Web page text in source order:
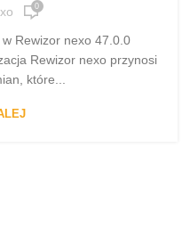
0
Rewizor nexo 47.0.0
Rewizor nexo przynosi
które...